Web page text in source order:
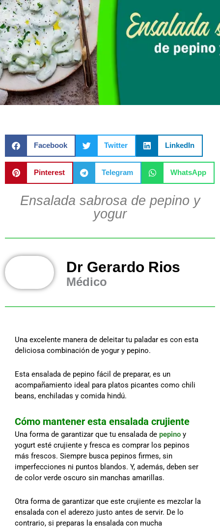
Facebook Twitter LinkedIn
Pinterest Telegram WhatsApp
Ensalada sabrosa de pepino y
yogur
Dr Gerardo Rios
Médico
Una excelente manera de deleitar tu paladar es con esta
deliciosa combinación de yogur y pepino.
Esta ensalada de pepino fácil de preparar, es un
acompañamiento ideal para platos picantes como chili
beans, enchiladas y comida hindú.
Cómo mantener esta ensalada crujiente
Una forma de garantizar que tu ensalada de pepino y
yogurt esté crujiente y fresca es comprar los pepinos
más frescos. Siempre busca pepinos firmes, sin
imperfecciones ni puntos blandos. Y, además, deben ser
de color verde oscuro sin manchas amarillas.
Otra forma de garantizar que este crujiente es mezclar la
ensalada con el aderezo justo antes de servir. De lo
contrario, si preparas la ensalada con mucha